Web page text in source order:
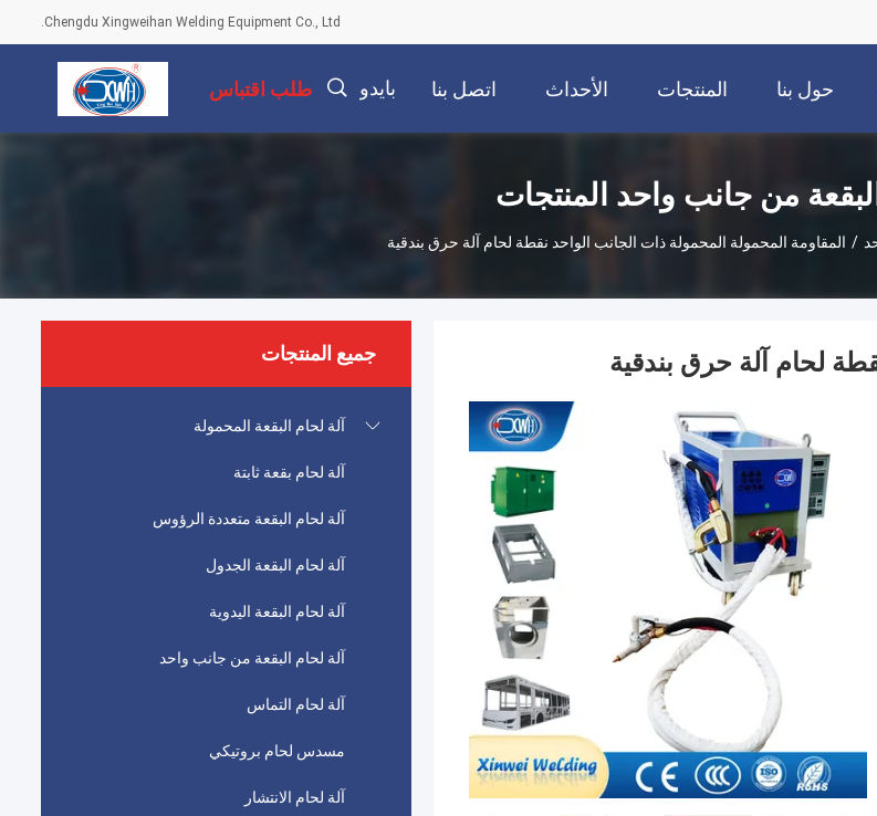
Chengdu Xingweihan Welding Equipment Co., Ltd.
حول بنا المنتجات الأحداث اتصل بنا بايدو طلب اقتباس
البقعة من جانب واحد المنتجات
/ المقاومة المحمولة المحمولة ذات الجانب الواحد نقطة لحام آلة حرق بندقية
جميع المنتجات
آلة لحام البقعة المحمولة
آلة لحام بقعة ثابتة
آلة لحام البقعة متعددة الرؤوس
آلة لحام البقعة الجدول
آلة لحام البقعة اليدوية
آلة لحام البقعة من جانب واحد
آلة لحام التماس
مسدس لحام بروتيكي
آلة لحام الانتشار
لحام آلة حرق بندقية